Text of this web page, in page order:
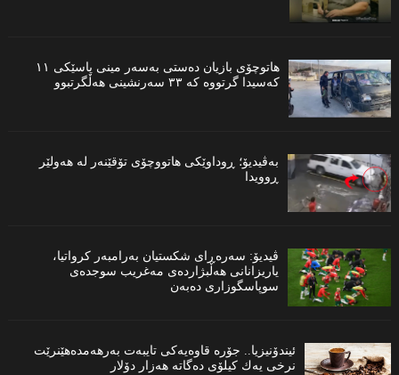
هاتوچۆی بازیان دەستی بەسەر مینی پاسێكی ١١
کەسیدا گرتووە کە ٣٣ سەرنشینی هەڵگرتبوو
بەڤیدیۆ؛ ڕوداوێکی هاتووچۆی تۆقێنەر لە هەولێر
ڕوویدا
ڤیدیۆ: سەرەڕای شکستیان بەرامبەر کرواتیا،
یاریزانانی هەڵبژاردەى مەغریب سوجدەى
سوپاسگوزاری دەبەن
ئیندۆنیزیا.. جۆره‌ قاوه‌یه‌كی تایبه‌ت به‌رهه‌مدەهێنرێت
نرخی یه‌ك كیلۆی ده‌گاته‌ هه‌زار دۆلار